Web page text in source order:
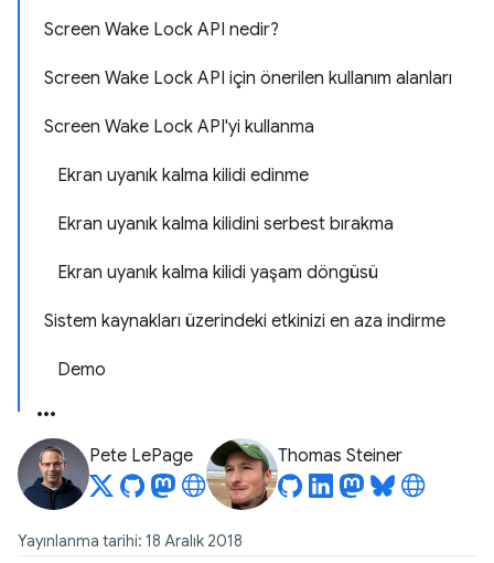
Screen Wake Lock API nedir?
Screen Wake Lock API için önerilen kullanım alanları
Screen Wake Lock API'yi kullanma
Ekran uyanık kalma kilidi edinme
Ekran uyanık kalma kilidini serbest bırakma
Ekran uyanık kalma kilidi yaşam döngüsü
Sistem kaynakları üzerindeki etkinizi en aza indirme
Demo
Pete LePage Thomas Steiner
Yayınlanma tarihi: 18 Aralık 2018